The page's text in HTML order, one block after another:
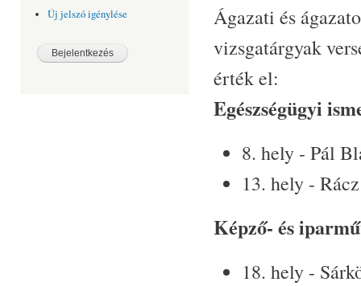
Új jelszó igénylése
Ágazati és
vizsgatárgyak
érték el:
Egészségügyi
8. hely - Pál
13. hely -
Képző- és
18. hely -